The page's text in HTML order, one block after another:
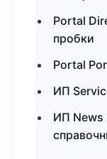
Portal
пробки
Portal
ИП
ИП News